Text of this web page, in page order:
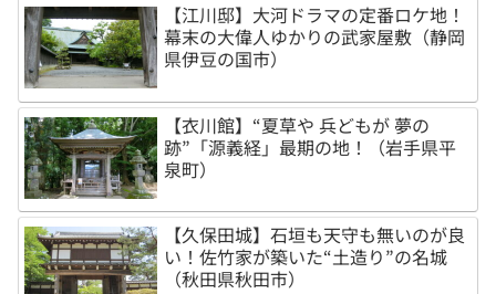
【江川邸】大河ドラマの定番ロケ地！
幕末の大偉人ゆかりの武家屋敷（静岡
県伊豆の国市）
【衣川館】“夏草や 兵どもが 夢の
跡”「源義経」最期の地！（岩手県平
泉町）
【久保田城】石垣も天守も無いのが良
い！佐竹家が築いた“土造り”の名城
（秋田県秋田市）